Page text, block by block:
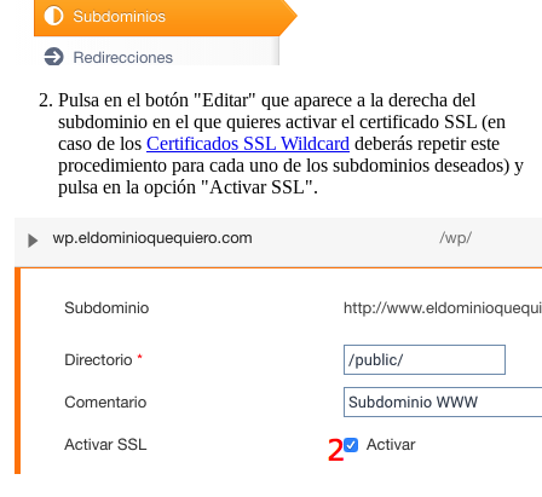
Pulsa en el botón "Editar" que aparece a la derecha del
subdominio en el que quieres activar el certificado SSL (en
caso de los Certificados SSL Wildcard deberás repetir este
procedimiento para cada uno de los subdominios deseados) y
pulsa en la opción "Activar SSL".